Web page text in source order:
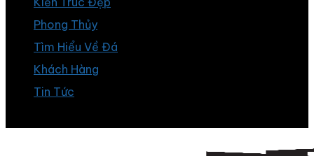
Phong Thủy
Tìm Hiểu Về Đá
Khách Hàng
Tin Tức